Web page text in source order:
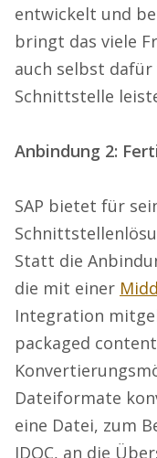
entwickelt und
bringt das viele
auch selbst
Schnittstelle
Anbindung 2:
SAP bietet für
Statt die
die mit einer
Integration
packaged
Dateiformate
eine Datei, zum
IDOC, an die